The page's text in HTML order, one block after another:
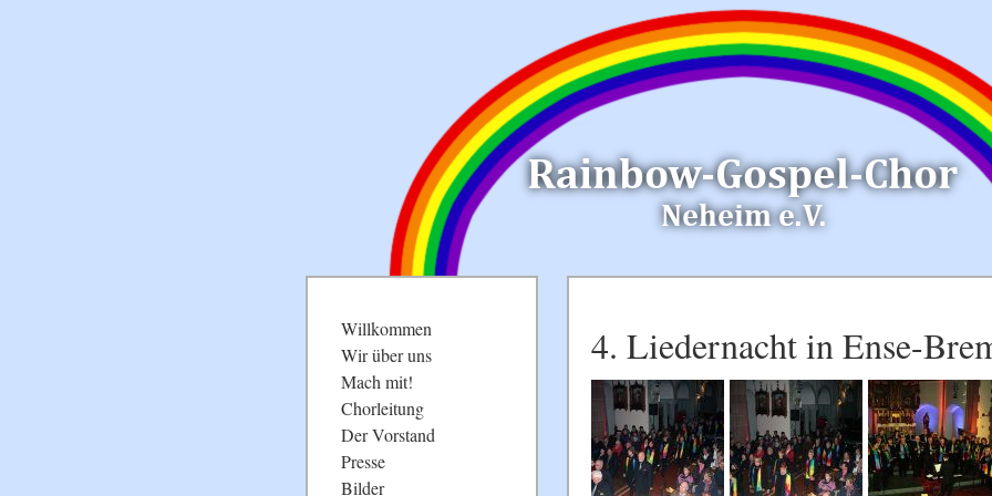
4. Liedernacht in Ense-
Navigation
überspringen
Willkommen
Wir über uns
Mach mit!
Chorleitung
Der Vorstand
Presse
Bilder